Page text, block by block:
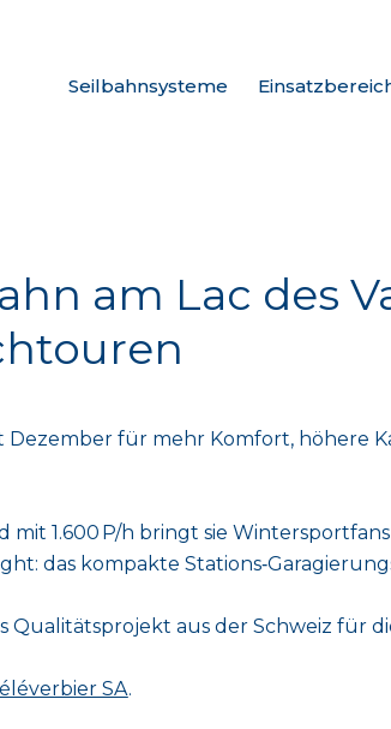
Seilbahnsysteme
am Lac des
Dezember für mehr Komfort, höhere
1.600 P/h bringt sie
das kompakte
aus der Schweiz für
SA.